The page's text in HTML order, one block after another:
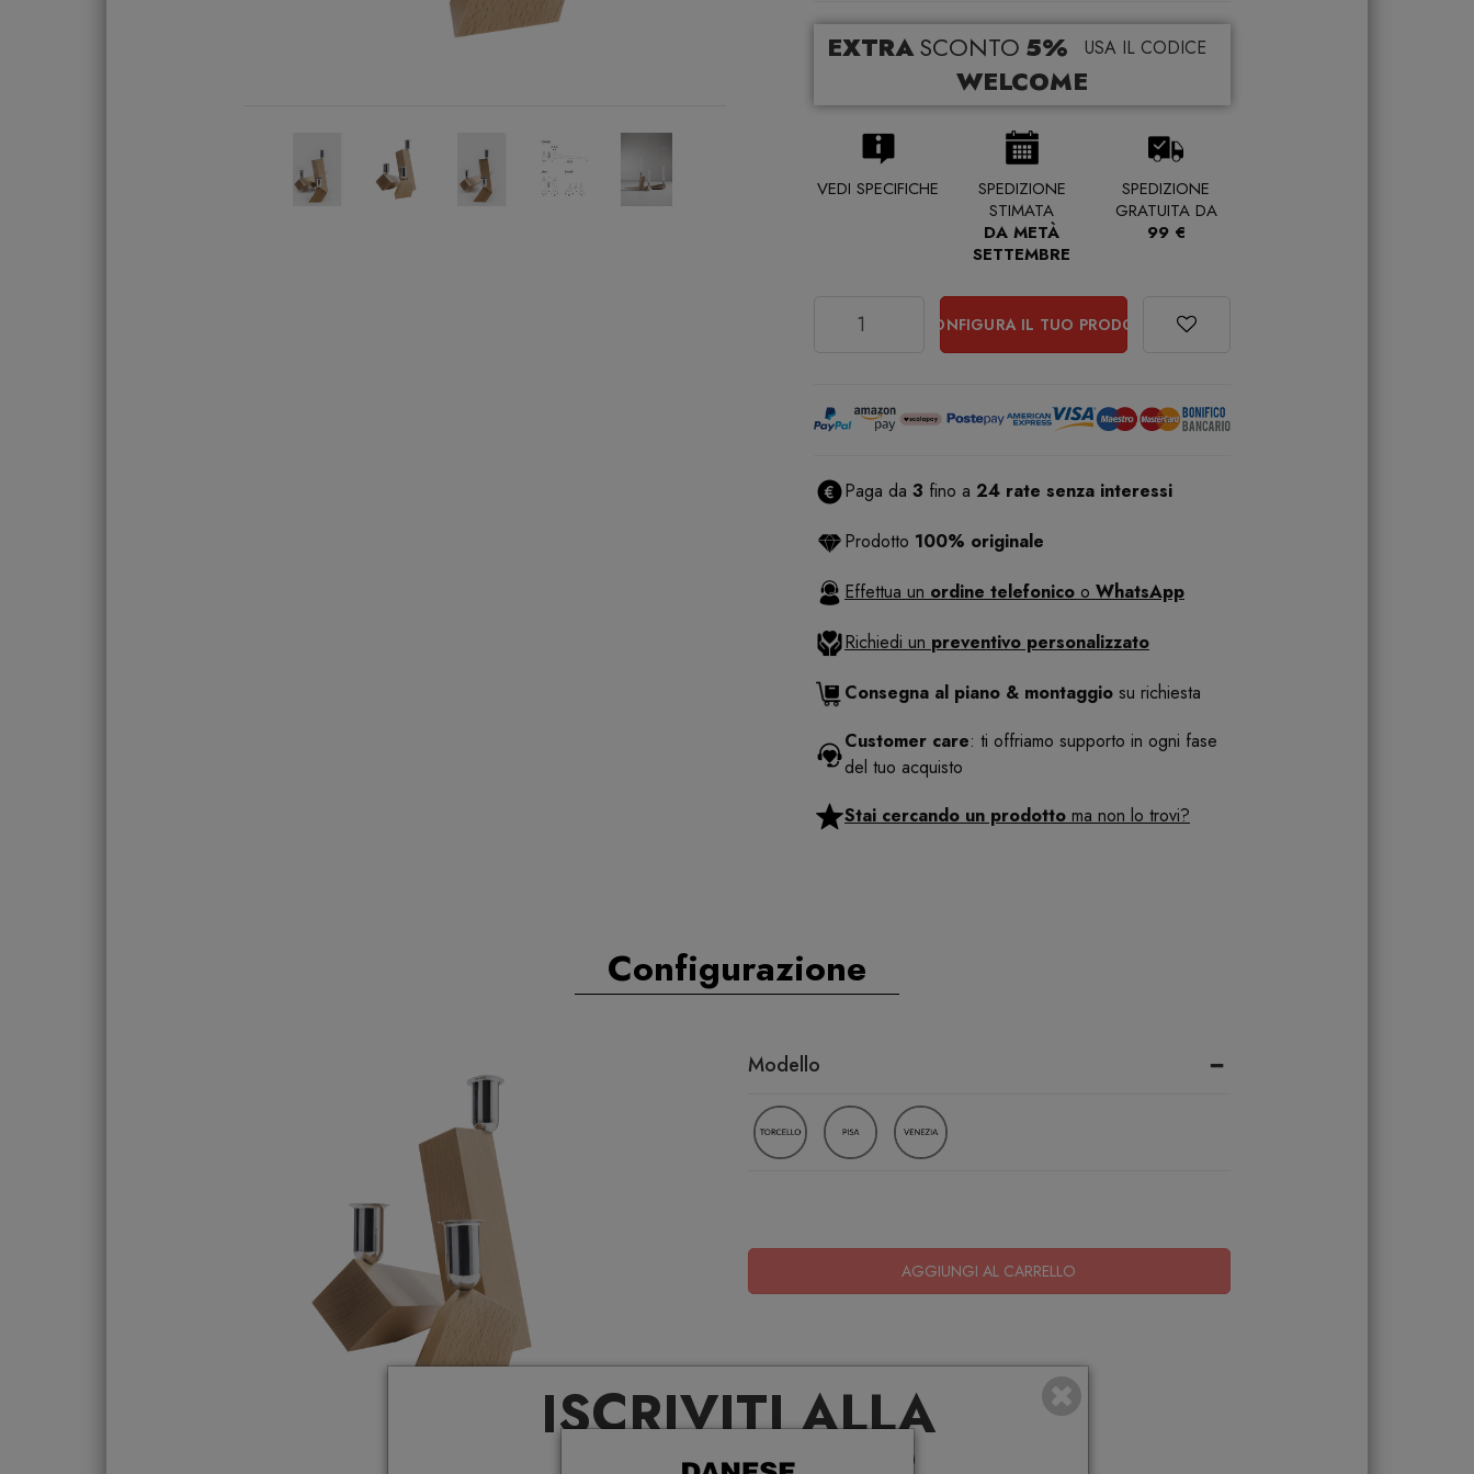
ISCRIVITI ALLA
EXTRASCONTO 5% USA IL CODICE
WELCOME
VEDI SPECIFICHE
SPEDIZIONE
STIMATA
DA METÀ
SETTEMBRE
SPEDIZIONE
GRATUITA DA
99 €
CONFIGURA IL TUO PRODOTTO
Paga da 3 fino a 24 rate senza interessi
Prodotto 100% originale
Effettua un ordine telefonico o WhatsApp
Richiedi un preventivo personalizzato
Consegna al piano & montaggio su richiesta
Customer care: ti offriamo supporto in ogni fase
del tuo acquisto
Stai cercando un prodotto ma non lo trovi?
Configurazione
Modello -
AGGIUNGI AL CARRELLO